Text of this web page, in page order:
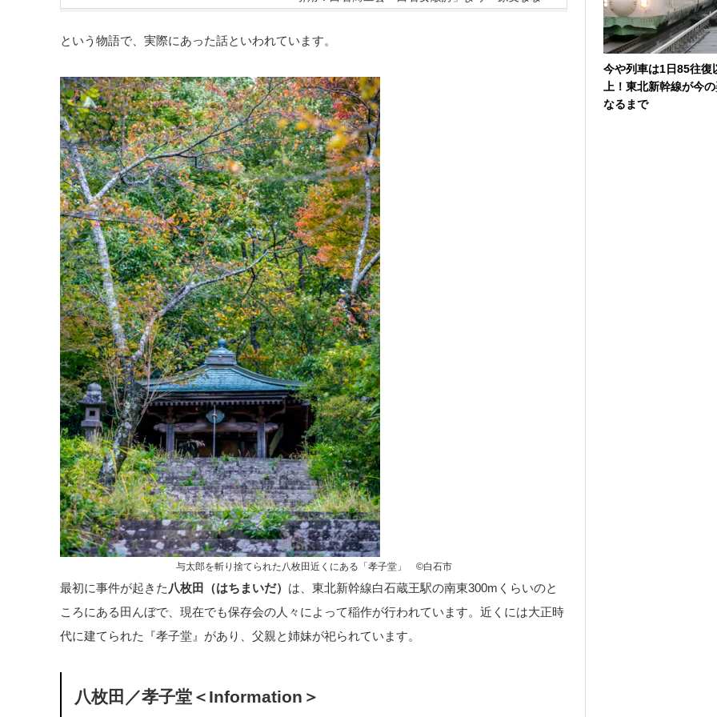
という物語で、実際にあった話といわれています。
与太郎を斬り捨てられた八枚田近くにある「孝子堂」 ©白石市
最初に事件が起きた 八枚田（はちまいだ） は、東北新幹線白石蔵王駅の南東300mくらいのと
ころにある田んぼで、現在でも保存会の人々によって稲作が行われています。近くには大正時
代に建てられた『孝子堂』があり、父親と姉妹が祀られています。
八枚田／孝子堂＜Information＞
今や列車は1日85往復
上！東北新幹線が今
なるまで